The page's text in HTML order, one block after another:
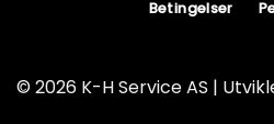
© 2026 K-H Service AS |
Betingelser